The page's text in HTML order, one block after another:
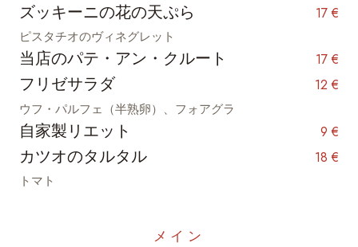
ズッキーニの花の天ぷら 17 €
ピスタチオのヴィネグレット
当店のパテ・アン・クルート 17 €
フリゼサラダ 12 €
ウフ・パルフェ（半熟卵）、フォアグラ
自家製リエット 9 €
カツオのタルタル 18 €
トマト
メイン